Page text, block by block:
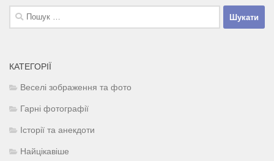
Пошук:
КАТЕГОРІЇ
Веселі зображення та фото
Гарні фотографії
Історії та анекдоти
Найцікавіше